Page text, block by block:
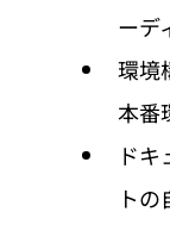
ーデ
環境
本番
ド
トの